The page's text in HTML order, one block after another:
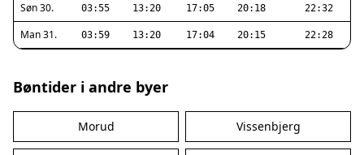
Søn 30. 03:55 13:20 17:05 20:18 22:32
Man 31. 03:59 13:20 17:04 20:15 22:28
Bøntider i andre byer
Morud Vissenbjerg